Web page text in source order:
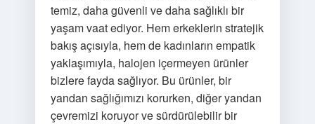
temiz, daha güvenli ve daha sağlıklı bir
yaşam vaat ediyor. Hem erkeklerin stratejik
bakış açısıyla, hem de kadınların empatik
yaklaşımıyla, halojen içermeyen ürünler
bizlere fayda sağlıyor. Bu ürünler, bir
yandan sağlığımızı korurken, diğer yandan
çevremizi koruyor ve sürdürülebilir bir